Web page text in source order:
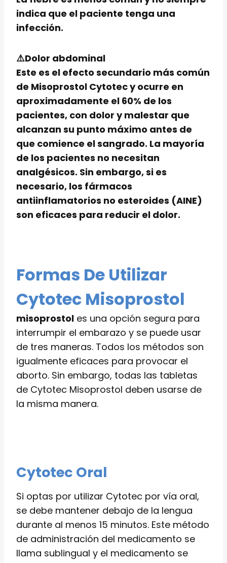
indica que el paciente tenga una
infección.
⚠️Dolor abdominal
Este es el efecto secundario más común
de Misoprostol Cytotec y ocurre en
aproximadamente el 60% de los
pacientes, con dolor y malestar que
alcanzan su punto máximo antes de
que comience el sangrado. La mayoría
de los pacientes no necesitan
analgésicos. Sin embargo, si es
necesario, los fármacos
antiinflamatorios no esteroides (AINE)
son eficaces para reducir el dolor.
Formas De Utilizar
Cytotec Misoprostol
misoprostol es una opción segura para
interrumpir el embarazo y se puede usar
de tres maneras. Todos los métodos son
igualmente eficaces para provocar el
aborto. Sin embargo, todas las tabletas
de Cytotec Misoprostol deben usarse de
la misma manera.
Cytotec Oral
Si optas por utilizar Cytotec por vía oral,
se debe mantener debajo de la lengua
durante al menos 15 minutos. Este método
de administración del medicamento se
llama sublingual y el medicamento se